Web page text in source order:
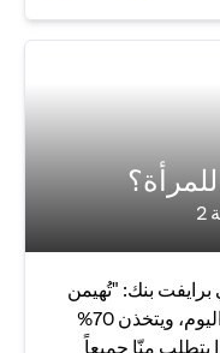
برايفت بنك: "تُهيمن
النساء اليوم على ثلث ثروات العالم اليوم، ويتخذن 70%
يتطلب منّا جميعاً